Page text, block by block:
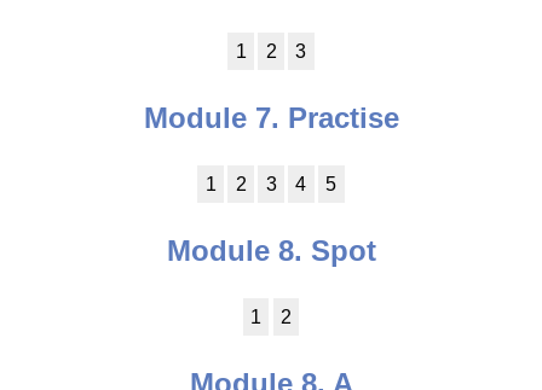
1 2 3
Module 7. Practise
1 2 3 4 5
Module 8. Spot
1 2
Module 8. A